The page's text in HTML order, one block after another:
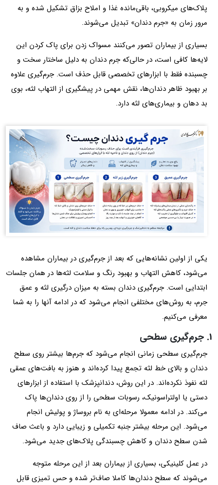
پلاک‌های میکروبی، باقی‌مانده غذا و املاح بزاق تشکیل شده و به
مرور زمان به «جرم دندان» تبدیل می‌شوند.
بسیاری از بیماران تصور می‌کنند مسواک زدن برای پاک کردن این
لایه‌ها کافی است، در حالی‌که جرم دندان به دلیل ساختار سخت و
چسبنده فقط با ابزارهای تخصصی قابل حذف است. جرم‌گیری علاوه
بر بهبود ظاهر دندان‌ها، نقش مهمی در پیشگیری از التهاب لثه، بوی
بد دهان و بیماری‌های لثه دارد.
یکی از اولین نشانه‌هایی که بعد از جرم‌گیری در بیماران مشاهده
می‌شود، کاهش التهاب و بهبود رنگ و سلامت لثه‌ها در همان جلسات
ابتدایی است. جرم‌گیری دندان بسته به میزان درگیری لثه و عمق
جرم، به روش‌های مختلفی انجام می‌شود که در ادامه آن‎ها را به شما
معرفی می‌کنیم.
1. جرم‌گیری سطحی
جرم‌گیری سطحی زمانی انجام می‌شود که جرم‌ها بیشتر روی سطح
دندان و بالای خط لثه تجمع پیدا کرده‌اند و هنوز به بافت‌های عمقی
لثه نفوذ نکرده‌اند. در این روش، دندانپزشک با استفاده از ابزارهای
دستی یا اولتراسونیک، رسوبات سطحی را از روی دندان‌ها پاک
می‌کند. در ادامه معمولا مرحله‌ای به نام بروساژ و پولیش انجام
می‌شود. این مرحله بیشتر جنبه تکمیلی و زیبایی دارد و باعث صاف
شدن سطح دندان و کاهش چسبندگی پلاک‌های جدید می‌شود.
در عمل کلینیکی، بسیاری از بیماران بعد از این مرحله متوجه
می‌شوند که سطح دندان‌ها کاملا صاف‌تر شده و حس تمیزی قابل